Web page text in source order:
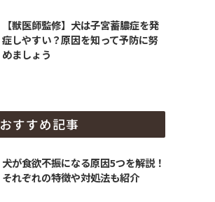
【獣医師監修】犬は子宮蓄膿症を発
症しやすい？原因を知って予防に努
めましょう
おすすめ記事
犬が食欲不振になる原因5つを解説！
それぞれの特徴や対処法も紹介